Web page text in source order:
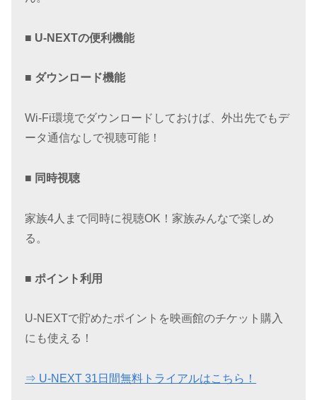
■ U-NEXTの便利機能
■ ダウンロード機能
Wi-Fi環境でダウンロードしておけば、外出先でもデ
ータ通信なしで視聴可能！
■ 同時視聴
家族4人まで同時に視聴OK！家族みんなで楽しめ
る。
■ ポイント利用
U-NEXTで貯めたポイントを映画館のチケット購入
にも使える！
⇒ U-NEXT 31日間無料トライアルはこちら！